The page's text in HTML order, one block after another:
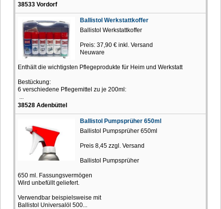
38533 Vordorf
Ballistol Werkstattkoffer
Ballistol Werkstattkoffer
Preis: 37,90 € inkl. Versand
Neuware
Enthält die wichtigsten Pflegeprodukte für Heim und Werkstatt
Bestückung:
6 verschiedene Pflegemittel zu je 200ml:
38528 Adenbüttel
Ballistol Pumpsprüher 650ml
Ballistol Pumpsprüher 650ml
Preis 8,45 zzgl. Versand
Ballistol Pumpsprüher
650 ml. Fassungsvermögen
Wird unbefüllt geliefert.
Verwendbar beispielsweise mit
Ballistol Universalöl 500...